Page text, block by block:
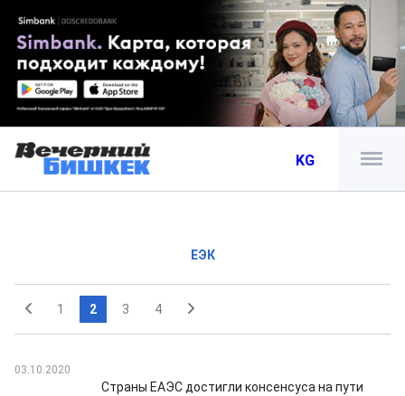
KG
ЕЭК
1 2 3 4
03.10.2020
Страны ЕАЭС достигли консенсуса на пути